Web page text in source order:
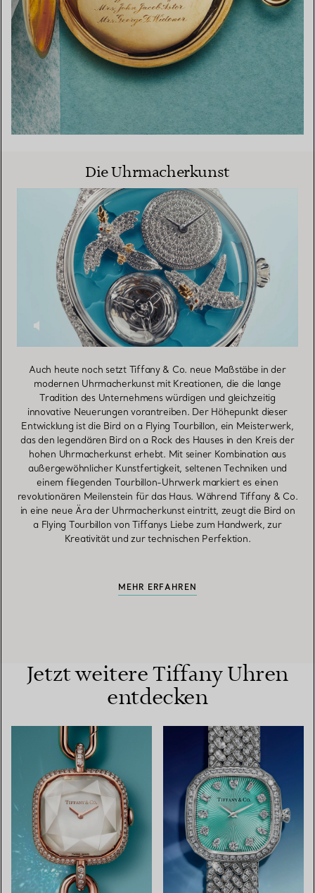
Die Uhrmacherkunst
Auch heute noch setzt Tiffany & Co. neue Maßstäbe in der
modernen Uhrmacherkunst mit Kreationen, die die lange
Tradition des Unternehmens würdigen und gleichzeitig
innovative Neuerungen vorantreiben. Der Höhepunkt dieser
Entwicklung ist die Bird on a Flying Tourbillon, ein Meisterwerk,
das den legendären Bird on a Rock des Hauses in den Kreis der
hohen Uhrmacherkunst erhebt. Mit seiner Kombination aus
außergewöhnlicher Kunstfertigkeit, seltenen Techniken und
einem fliegenden Tourbillon-Uhrwerk markiert es einen
revolutionären Meilenstein für das Haus. Während Tiffany & Co.
in eine neue Ära der Uhrmacherkunst eintritt, zeugt die Bird on
a Flying Tourbillon von Tiffanys Liebe zum Handwerk, zur
Kreativität und zur technischen Perfektion.
MEHR ERFAHREN
Jetzt weitere Tiffany Uhren
entdecken